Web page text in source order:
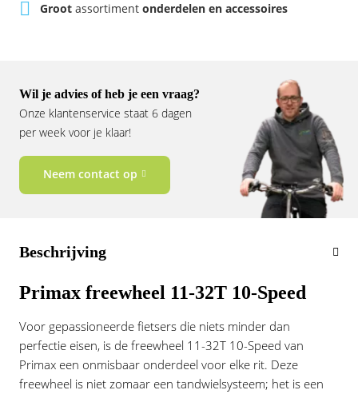
Vogue
Groot assortiment onderdelen en accessoires
Wil je advies of heb je een vraag?
Onze klantenservice staat 6 dagen
per week voor je klaar!
Neem contact op
Beschrijving
Primax freewheel 11-32T 10-Speed
Voor gepassioneerde fietsers die niets minder dan
perfectie eisen, is de freewheel 11-32T 10-Speed van
Primax een onmisbaar onderdeel voor elke rit. Deze
freewheel is niet zomaar een tandwielsysteem; het is een